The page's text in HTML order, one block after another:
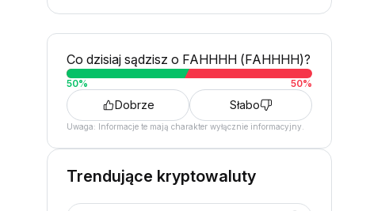
Co dzisiaj sądzisz o FAHHHH (FAHHHH)?
50% 50%
Dobrze Słabo
Uwaga: Informacje te mają charakter wyłącznie informacyjny.
Trendujące kryptowaluty